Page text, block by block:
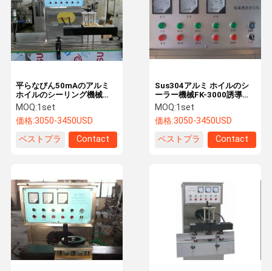
平らなびん50mAのアルミ
ホイルのシーリング機械
SUS304プラスチック瓶の
シーリング機械
MOQ:1set
価格:3050-3450USD
ベストプラ
Contact
Sus304アルミ ホイルのシ
ーラー機械FK-3000誘導ホ
イルのおおう機械
MOQ:1set
価格:3050-3450USD
ベストプラ
Contact